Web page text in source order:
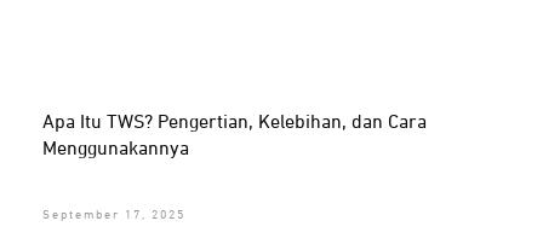
Apa Itu TWS? Pengertian, Kelebihan, dan Cara
Menggunakannya
September 17, 2025